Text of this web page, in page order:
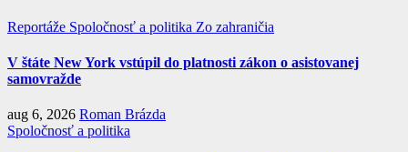
Reportáže Spoločnosť a politika Zo zahraničia
V štáte New York vstúpil do platnosti zákon o asistovanej
samovražde
aug 6, 2026 Roman Brázda
Spoločnosť a politika